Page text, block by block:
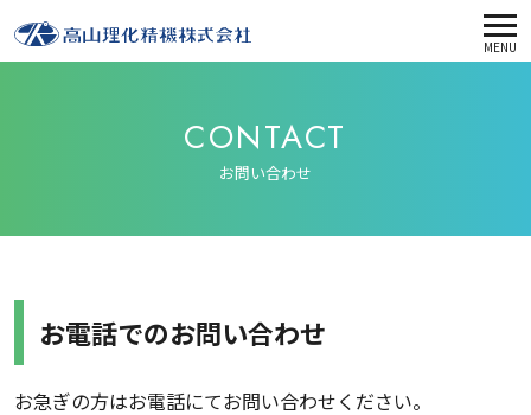
MENU
CONTACT
お問い合わせ
お電話でのお問い合わせ
お急ぎの方はお電話にてお問い合わせください。